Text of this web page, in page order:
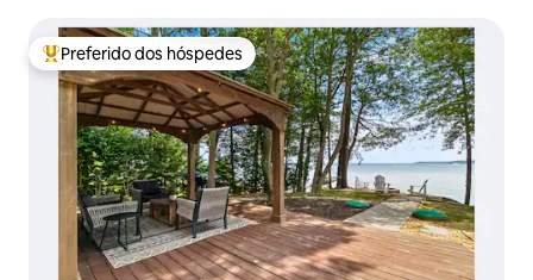
Entre os melhores preferidos dos hóspedes
Preferido dos hóspedes